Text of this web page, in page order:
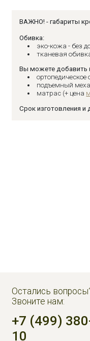
ВАЖНО! - габариты
Обивка:
эко-кожа - без
тканевая
Вы можете добавить
подъемный
матрас (+ цена
Срок изготовления и
Остались
Звоните нам:
+7 (499)
10